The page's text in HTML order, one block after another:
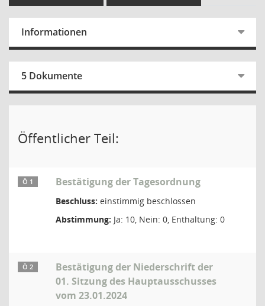
Informationen
5 Dokumente
Öffentlicher Teil:
Ö 1 Bestätigung der Tagesordnung
Beschluss: einstimmig beschlossen
Abstimmung: Ja: 10, Nein: 0, Enthaltung: 0
Ö 2
Bestätigung der Niederschrift der
01. Sitzung des Hauptausschusses
vom 23.01.2024